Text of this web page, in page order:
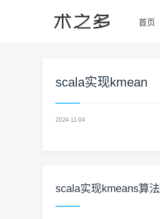
首页
scala实现kmean
2024-11-04
scala实现kmeans算法